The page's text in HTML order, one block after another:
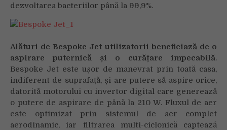
dezvoltarea bacteriilor până la 99,9%.
Alături de Bespoke Jet utilizatorii beneficiază de o
aspirare puternică și o curățare impecabilă.
Bespoke Jet este ușor de manevrat prin toată casa,
indiferent de suprafață, și are putere să aspire orice,
datorită motorului cu invertor digital care generează
o putere de aspirare de până la 210 W. Fluxul de aer
este optimizat prin sistemul de aer complet
aerodinamic, iar filtrarea multi-ciclonică captează